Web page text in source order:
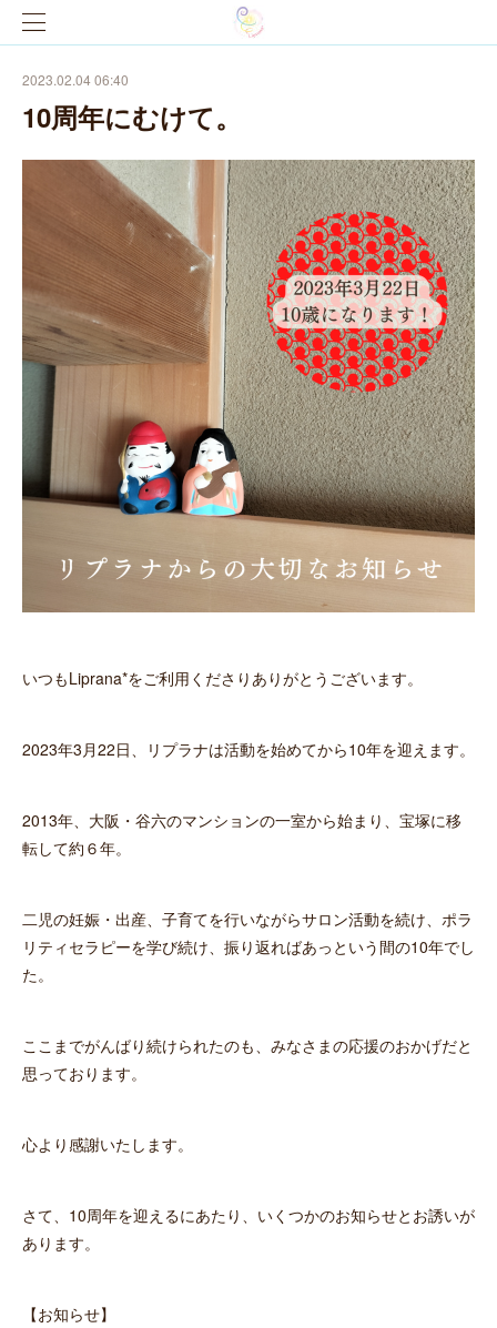
2023.02.04 06:40
10周年にむけて。
いつもLiprana*をご利用くださりありがとうございます。
2023年3月22日、リプラナは活動を始めてから10年を迎えます。
2013年、大阪・谷六のマンションの一室から始まり、宝塚に移
転して約６年。
二児の妊娠・出産、子育てを行いながらサロン活動を続け、ポラ
リティセラピーを学び続け、振り返ればあっという間の10年でし
た。
ここまでがんばり続けられたのも、みなさまの応援のおかげだと
思っております。
心より感謝いたします。
さて、10周年を迎えるにあたり、いくつかのお知らせとお誘いが
あります。
【お知らせ】